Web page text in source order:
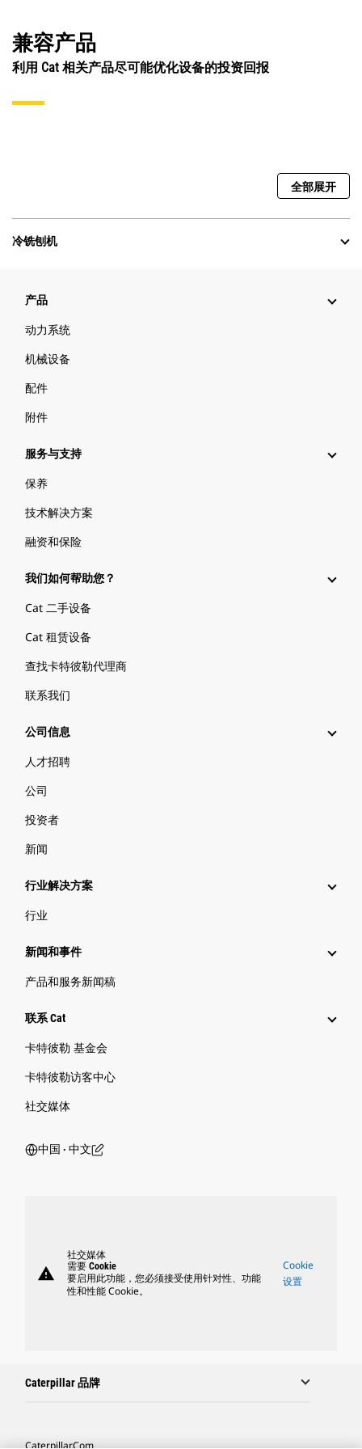
兼容产品
利用 Cat 相关产品尽可能优化设备的投资回报
全部展开
冷铣刨机
产品
动力系统
机械设备
配件
附件
服务与支持
保养
技术解决方案
融资和保险
我们如何帮助您？
Cat 二手设备
Cat 租赁设备
查找卡特彼勒代理商
联系我们
公司信息
人才招聘
公司
投资者
新闻
行业解决方案
行业
新闻和事件
产品和服务新闻稿
联系 Cat
卡特彼勒 基金会
卡特彼勒访客中心
社交媒体
中国 ‧ 中文
warning
社交媒体
需要 Cookie
要启用此功能，您必须接受使用针对性、功能
性和性能 Cookie。
Cookie
设置
Caterpillar 品牌
Caterpillar.com